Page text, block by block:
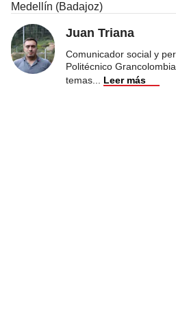
Medellín (Badajoz)
Juan Triana
Comunicador social y
Politécnico
temas
Leer más